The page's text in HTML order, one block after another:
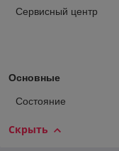
Сервисный центр
Основные
Состояние
Скрыть